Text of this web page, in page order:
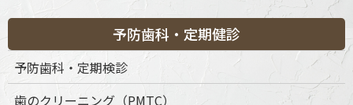
目的に応じた矯正治療の選択肢
予防歯科・定期健診
予防歯科・定期検診
歯のクリーニング（PMTC）